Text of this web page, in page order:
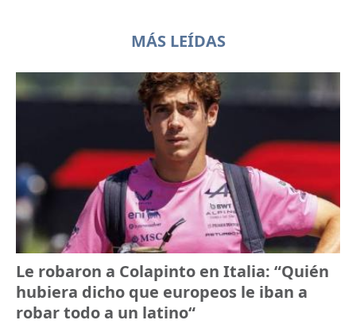
MÁS LEÍDAS
Le robaron a Colapinto en Italia: “Quién
hubiera dicho que europeos le iban a
robar todo a un latino“